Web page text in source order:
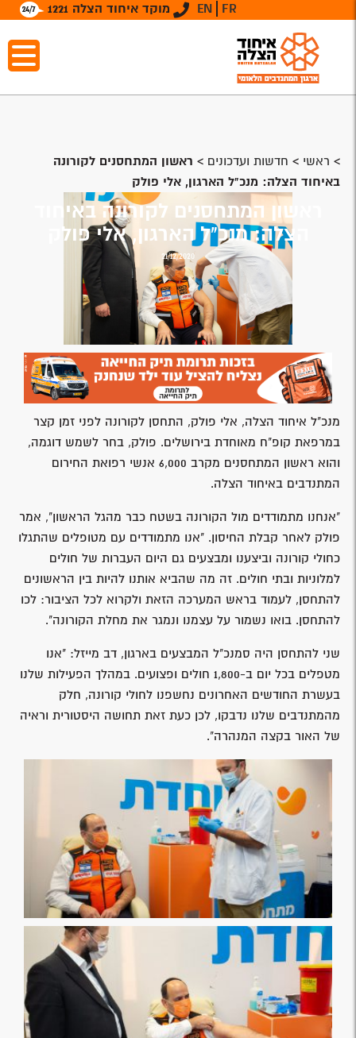
מוקד איחוד הצלה 1221 EN FR
> ראשי > חדשות ועדכונים > ראשון המתחסנים לקורונה
באיחוד הצלה: מנכ"ל הארגון, אלי פולק
ראשון המתחסנים לקורונה באיחוד
הצלה: מנכ"ל הארגון, אלי פולק
21/12/2020
מנכ"ל איחוד הצלה, אלי פולק, התחסן לקורונה לפני זמן קצר
במרפאת קופ"ח מאוחדת בירושלים. פולק, בחר לשמש דוגמה,
והוא ראשון המתחסנים מקרב 6,000 אנשי רפואת החירום
המתנדבים באיחוד הצלה.
"אנחנו מתמודדים מול הקורונה בשטח כבר מהגל הראשון", אמר
פולק לאחר קבלת החיסון. "אנו מתמודדים עם מטופלים שהתגלו
כחולי קורונה וביצענו ומבצעים גם היום העברות של חולים
למלוניות ובתי חולים. זה מה שהביא אותנו להיות בין הראשונים
להתחסן, לעמוד בראש המערכה הזאת ולקרוא לכל הציבור: לכו
להתחסן. בואו נשמור על עצמנו ונמגר את מחלת הקורונה".
שני להתחסן היה סמנכ"ל המבצעים בארגון, דב מייזל: "אנו
מטפלים בכל יום ב-1,800 חולים ופצועים. במהלך הפעילות שלנו
בעשרת החודשים האחרונים נחשפנו לחולי קורונה, חלק
מהמתנדבים שלנו נדבקו, לכן כעת זאת תחושה היסטורית וראיה
של האור בקצה המנהרה".